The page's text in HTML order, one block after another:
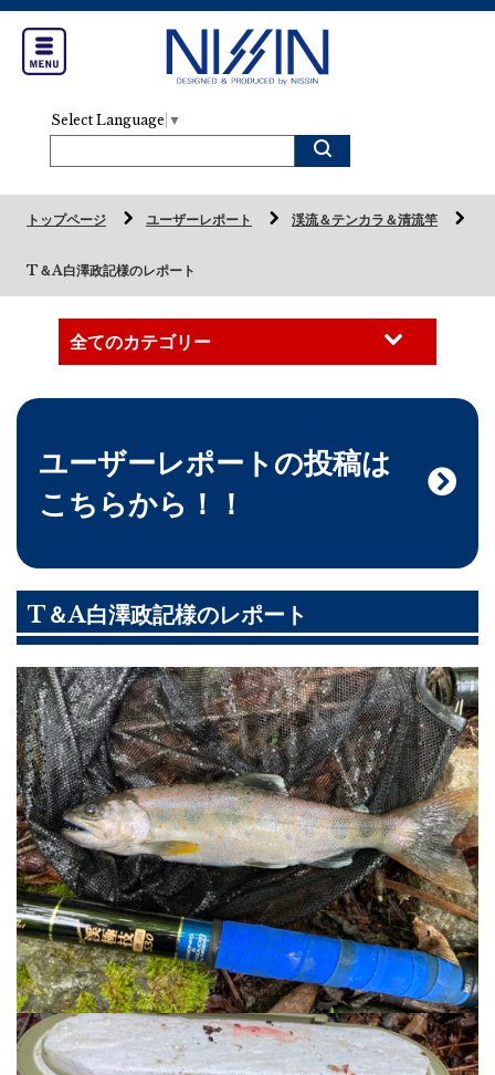
Select Language ▼
トップページ ユーザーレポート 渓流＆テンカラ＆清流竿
T＆A白澤政記様のレポート
ユーザーレポートの投稿は
こちらから！！
T＆A白澤政記様のレポート